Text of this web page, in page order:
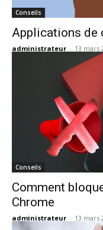
Conseils
Applications de
administrateur - 13 mars
Conseils
Comment
Chrome
administrateur - 13 mars